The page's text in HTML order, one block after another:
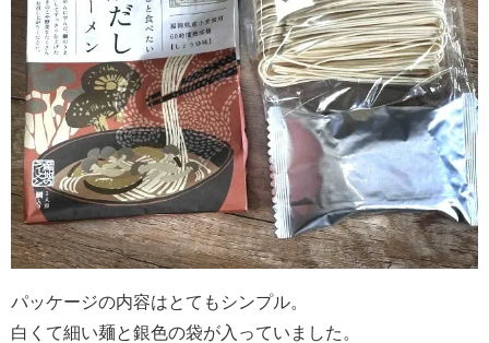
パッケージの内容はとてもシンプル。
白くて細い麺と銀色の袋が入っていました。